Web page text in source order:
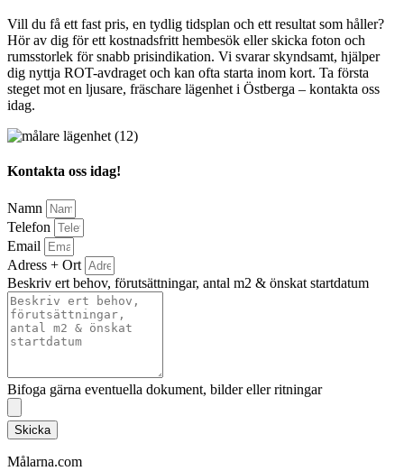
Vill du få ett fast pris, en tydlig tidsplan och ett resultat som håller?
Hör av dig för ett kostnadsfritt hembesök eller skicka foton och
rumsstorlek för snabb prisindikation. Vi svarar skyndsamt, hjälper
dig nyttja ROT-avdraget och kan ofta starta inom kort. Ta första
steget mot en ljusare, fräschare lägenhet i Östberga – kontakta oss
idag.
Kontakta oss idag!
Namn
Telefon
Email
Adress + Ort
Beskriv ert behov, förutsättningar, antal m2 & önskat startdatum
Bifoga gärna eventuella dokument, bilder eller ritningar
Skicka
Målarna.com